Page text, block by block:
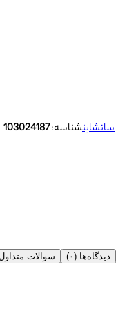
سانشاینشناسه:103024187
دیدگاه‌ها (۰) سوالات